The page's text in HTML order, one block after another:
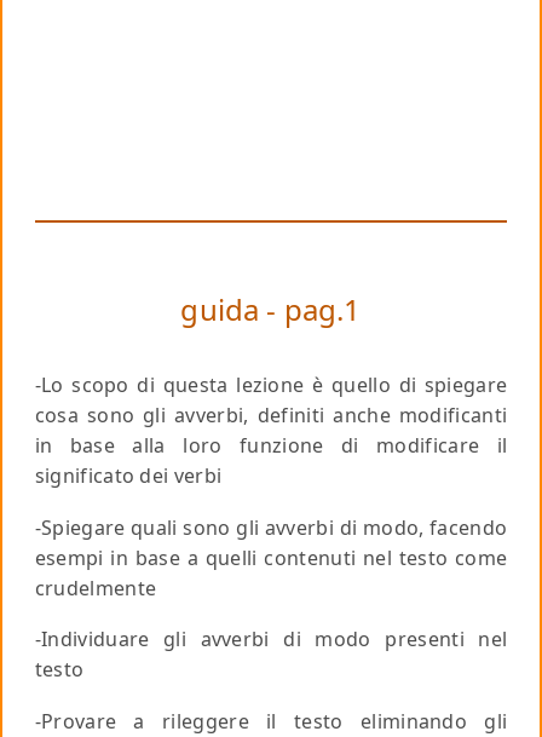
guida - pag.1
-Lo scopo di questa lezione è quello di spiegare
cosa sono gli avverbi, definiti anche modificanti
in base alla loro funzione di modificare il
significato dei verbi
-Spiegare quali sono gli avverbi di modo, facendo
esempi in base a quelli contenuti nel testo come
crudelmente
-Individuare gli avverbi di modo presenti nel
testo
-Provare a rileggere il testo eliminando gli